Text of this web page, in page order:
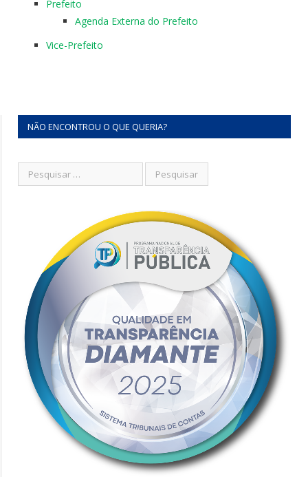
Prefeito
Agenda Externa do Prefeito
Vice-Prefeito
NÃO ENCONTROU O QUE QUERIA?